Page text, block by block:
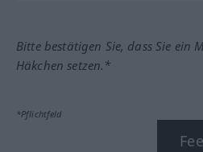
Bitte bestätigen Sie, dass Sie ein
Häkchen setzen.*
*Pflichtfeld